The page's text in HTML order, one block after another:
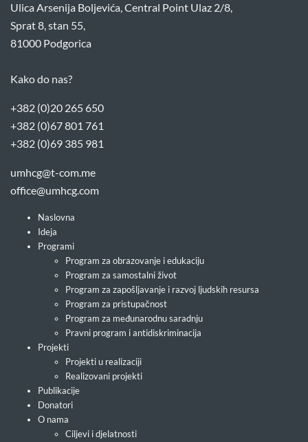
Ulica Arsenija Boljevića, Central Point Ulaz 2/8,
Sprat 8, stan 55,
81000 Podgorica
Kako do nas?
+382 (0)20 265 650
+382 (0)67 801 761
+382 (0)69 385 981
umhcg@t-com.me
office@umhcg.com
Naslovna
Ideja
Programi
Program za obrazovanje i edukaciju
Program za samostalni život
Program za zapošljavanje i razvoj ljudskih resursa
Program za pristupačnost
Program za međunarodnu saradnju
Pravni program i antidiskriminacija
Projekti
Projekti u realizaciji
Realizovani projekti
Publikacije
Donatori
O nama
Ciljevi i djelatnosti